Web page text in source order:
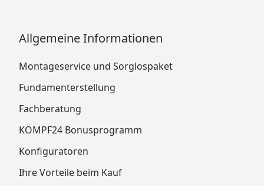
Allgemeine Informationen
Montageservice und Sorglospaket
Fundamenterstellung
Fachberatung
KÖMPF24 Bonusprogramm
Konfiguratoren
Ihre Vorteile beim Kauf